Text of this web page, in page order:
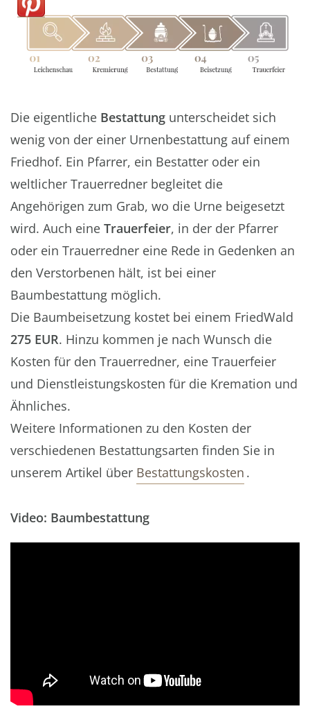
Die eigentliche Bestattung unterscheidet sich
wenig von der einer Urnenbestattung auf einem
Friedhof. Ein Pfarrer, ein Bestatter oder ein
weltlicher Trauerredner begleitet die
Angehörigen zum Grab, wo die Urne beigesetzt
wird. Auch eine Trauerfeier, in der der Pfarrer
oder ein Trauerredner eine Rede in Gedenken an
den Verstorbenen hält, ist bei einer
Baumbestattung möglich.
Die Baumbeisetzung kostet bei einem FriedWald
275 EUR. Hinzu kommen je nach Wunsch die
Kosten für den Trauerredner, eine Trauerfeier
und Dienstleistungskosten für die Kremation und
Ähnliches.
Weitere Informationen zu den Kosten der
verschiedenen Bestattungsarten finden Sie in
unserem Artikel über Bestattungskosten .
Video: Baumbestattung